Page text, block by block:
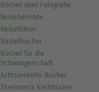
Bücher über Fotografie
Reiseberichte
Reiseführer
Bastelbücher
Bücher für die
Schwangerschaft
Achtsamkeits-Bücher
Thermomix Kochbücher